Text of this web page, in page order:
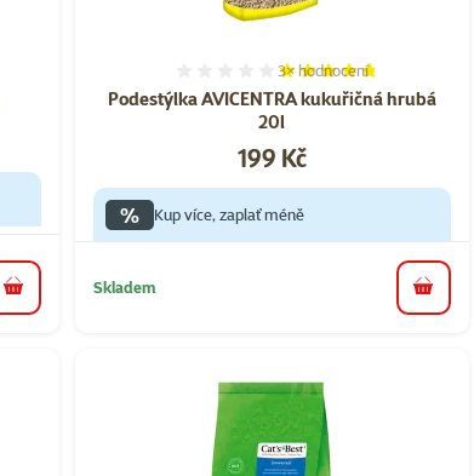
hodnocení: 16
do košíku
Podestýlka AVICENTRA kukuřičná hrubá
20l
Hodnocení 93%, počet
3× hodnocení
Cena
199 Kč
% Kup více, zaplať méně
Skladem do